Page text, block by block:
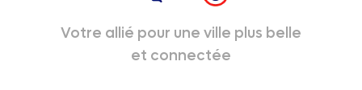
Votre allié pour une ville plus belle
et connectée